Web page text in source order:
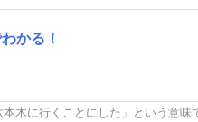
かる！
木に行くことにした」という意